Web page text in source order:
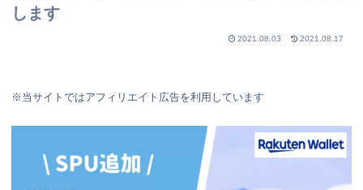
します
2021.08.03 2021.08.17
※当サイトではアフィリエイト広告を利用しています